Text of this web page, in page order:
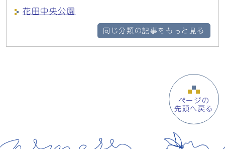
花田中央公園
同じ分類の記事をもっと見る
ページの
先頭へ戻る